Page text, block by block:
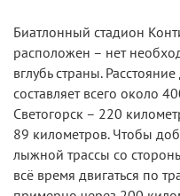
Биатлонный стадион
расположен – нет
вглубь страны.
составляет всего около
Светогорск – 220
89 километров. Чтобы
лыжной трассы со
всё время двигаться по